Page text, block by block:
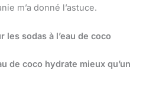
m’a donné l’astuce.
les sodas à l’eau de coco
de coco hydrate mieux qu’un